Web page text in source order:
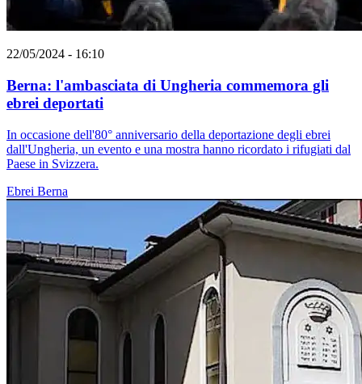
22/05/2024 - 16:10
Berna: l'ambasciata di Ungheria commemora gli
ebrei deportati
In occasione dell'80° anniversario della deportazione degli ebrei
dall'Ungheria, un evento e una mostra hanno ricordato i rifugiati dal
Paese in Svizzera.
Ebrei Berna